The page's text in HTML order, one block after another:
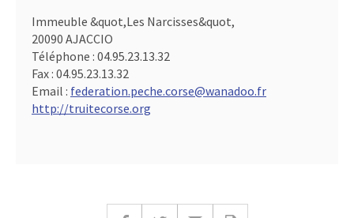
Immeuble &quot,Les Narcisses&quot,
20090 AJACCIO
Téléphone : 04.95.23.13.32
Fax : 04.95.23.13.32
Email : federation.peche.corse@wanadoo.fr
http://truitecorse.org